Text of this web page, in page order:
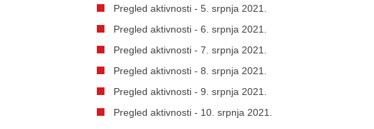
Pregled aktivnosti - 5. srpnja 2021.
Pregled aktivnosti - 6. srpnja 2021.
Pregled aktivnosti - 7. srpnja 2021.
Pregled aktivnosti - 8. srpnja 2021.
Pregled aktivnosti - 9. srpnja 2021.
Pregled aktivnosti - 10. srpnja 2021.